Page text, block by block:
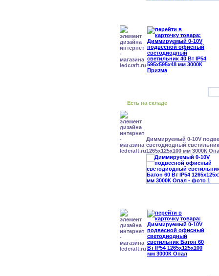
Есть на складе
Диммируемый 0-10V
светодиодный
1265x125x100 мм 3000К